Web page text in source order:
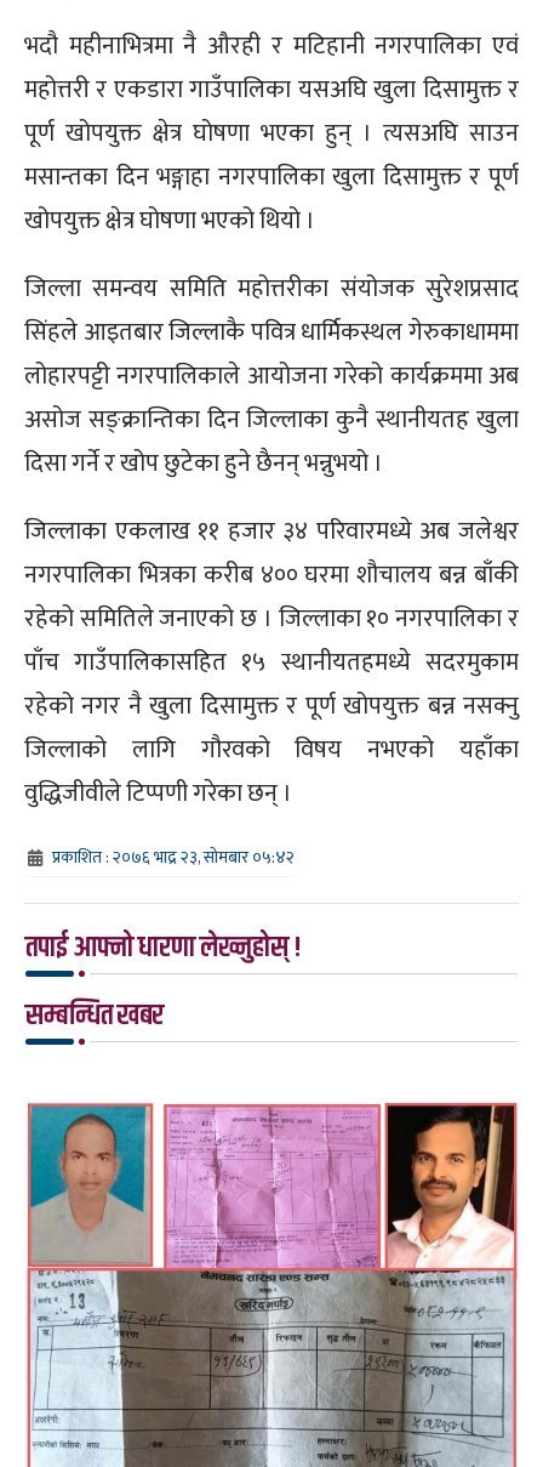
भदौ महीनाभित्रमा नै औरही र मटिहानी नगरपालिका एवं
महोत्तरी र एकडारा गाउँपालिका यसअघि खुला दिसामुक्त र
पूर्ण खोपयुक्त क्षेत्र घोषणा भएका हुन् । त्यसअघि साउन
मसान्तका दिन भङ्गाहा नगरपालिका खुला दिसामुक्त र पूर्ण
खोपयुक्त क्षेत्र घोषणा भएको थियो ।
जिल्ला समन्वय समिति महोत्तरीका संयोजक सुरेशप्रसाद
सिंहले आइतबार जिल्लाकै पवित्र धार्मिकस्थल गेरुकाधाममा
लोहारपट्टी नगरपालिकाले आयोजना गरेको कार्यक्रममा अब
असोज सङ्क्रान्तिका दिन जिल्लाका कुनै स्थानीयतह खुला
दिसा गर्ने र खोप छुटेका हुने छैनन् भन्नुभयो ।
जिल्लाका एकलाख ११ हजार ३४ परिवारमध्ये अब जलेश्वर
नगरपालिका भित्रका करीब ४०० घरमा शौचालय बन्न बाँकी
रहेको समितिले जनाएको छ । जिल्लाका १० नगरपालिका र
पाँच गाउँपालिकासहित १५ स्थानीयतहमध्ये सदरमुकाम
रहेको नगर नै खुला दिसामुक्त र पूर्ण खोपयुक्त बन्न नसक्नु
जिल्लाको लागि गौरवको विषय नभएको यहाँका
वुद्धिजीवीले टिप्पणी गरेका छन् ।
प्रकाशित : २०७६ भाद्र २३, सोमबार ०५:४२
तपाई आफ्नो धारणा लेख्नुहोस् !
सम्बन्धित खबर